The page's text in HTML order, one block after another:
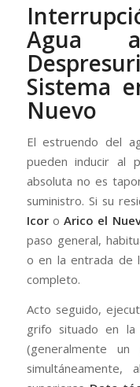
Agua
Sistema
Nuevo
El estruendo del
pueden inducir al
absoluta no es
suministro. Si su
IcoroArico el
paso general,
o en la entrada de
completo.
Acto seguido,
grifo situado en la
(generalmente